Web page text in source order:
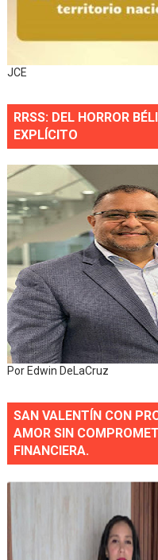
JCE
RRSS: DEL HORROR
EXPLÍCITO
Por Edwin DeLaCruz
SAN VALENTÍN CON
AMOR SIN
FINANCIERA.